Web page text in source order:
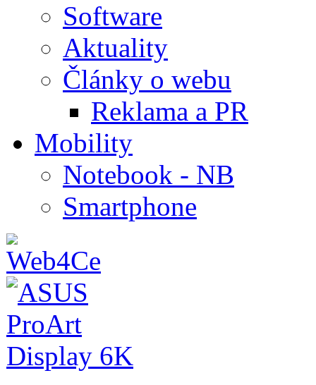
Software
Aktuality
Články o webu
Reklama a PR
Mobility
Notebook - NB
Smartphone